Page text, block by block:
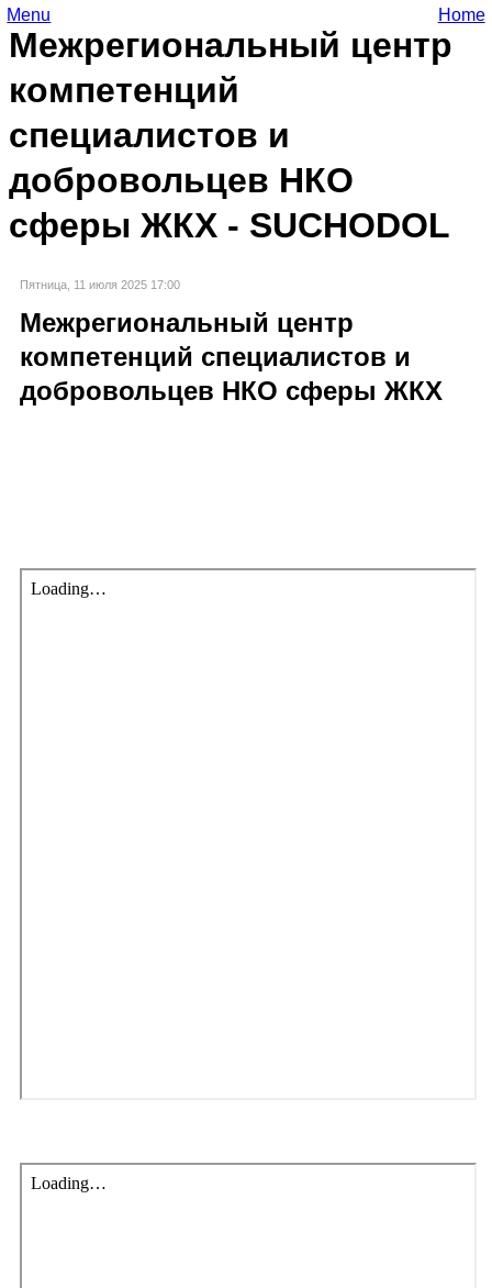
Межрегиональный центр
компетенций
специалистов и
добровольцев НКО
сферы ЖКХ - SUCHODOL
Menu Home
Пятница, 11 июля 2025 17:00
Межрегиональный центр
компетенций специалистов и
добровольцев НКО сферы ЖКХ